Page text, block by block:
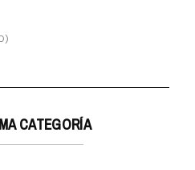
CATEGORÍA